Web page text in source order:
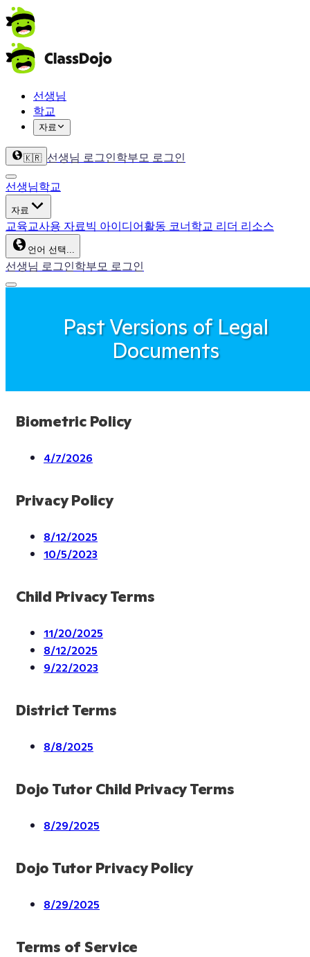
선생님
학교
자료
🇰🇷 선생님 로그인학부모 로그인
선생님학교
자료
교육교사용 자료빅 아이디어활동 코너학교 리더 리소스
언어 선택...
선생님 로그인학부모 로그인
Past Versions of Legal
Documents
Biometric Policy
4/7/2026
Privacy Policy
8/12/2025
10/5/2023
Child Privacy Terms
11/20/2025
8/12/2025
9/22/2023
District Terms
8/8/2025
Dojo Tutor Child Privacy Terms
8/29/2025
Dojo Tutor Privacy Policy
8/29/2025
Terms of Service